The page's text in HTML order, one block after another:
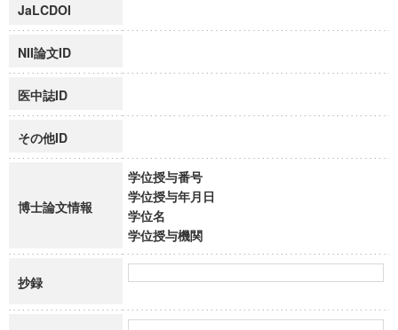
JaLCDOI
NII論文ID
医中誌ID
その他ID
博士論文情報
学位授与番号
学位授与年月日
学位名
学位授与機関
抄録